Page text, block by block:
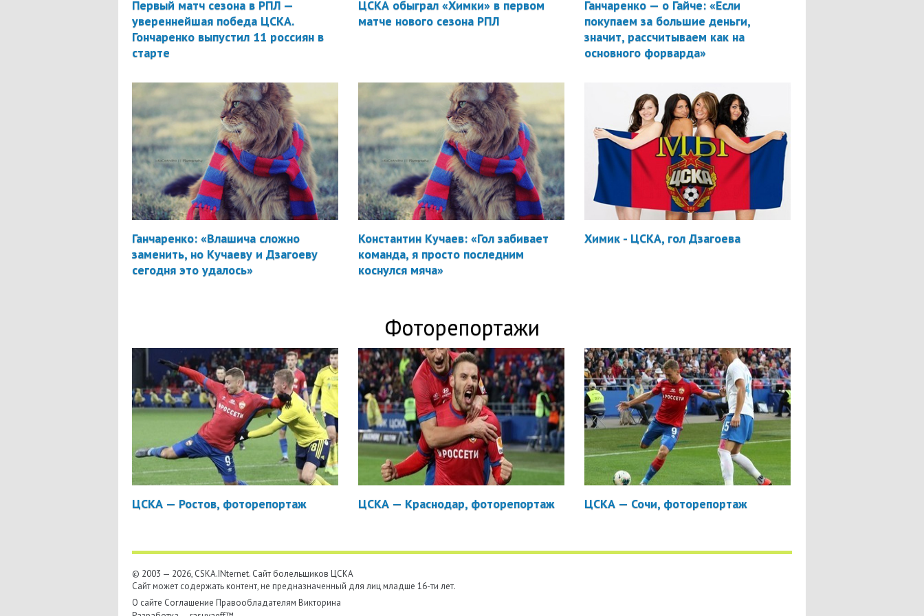
Первый матч сезона в РПЛ —
увереннейшая победа ЦСКА.
Гончаренко выпустил 11 россиян в
старте
ЦСКА обыграл «Химки» в первом
матче нового сезона РПЛ
Ганчаренко — о Гайче: «Если
покупаем за большие деньги,
значит, рассчитываем как на
основного форварда»
Ганчаренко: «Влашича сложно
заменить, но Кучаеву и Дзагоеву
сегодня это удалось»
Константин Кучаев: «Гол забивает
команда, я просто последним
коснулся мяча»
Химик - ЦСКА, гол Дзагоева
Фоторепортажи
ЦСКА — Ростов, фоторепортаж ЦСКА — Краснодар, фоторепортаж ЦСКА — Сочи, фоторепортаж
© 2003 — 2026, CSKA.INternet. Cайт болельщиков ЦСКА
Сайт может содержать контент, не предназначенный для лиц младше 16-ти лет.
О сайте Соглашение Правообладателям Викторина